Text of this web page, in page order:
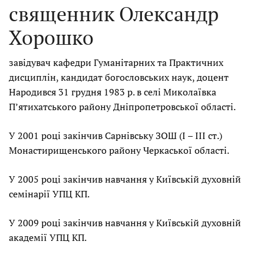
священник Олександр
Хорошко
завідувач кафедри Гуманітарних та Практичних
дисциплін, кандидат богословських наук, доцент
Народився 31 грудня 1983 р. в селі Миколаївка
П’ятихатського району Дніпропетровської області.
У 2001 році закінчив Сарнівську ЗОШ (І – ІІІ ст.)
Монастирищенського району Черкаської області.
У 2005 році закінчив навчання у Київській духовній
семінарії УПЦ КП.
У 2009 році закінчив навчання у Київській духовній
академії УПЦ КП.